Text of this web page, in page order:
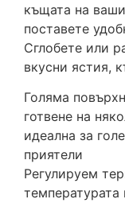
къщата на
поставете
Сглобете или
вкусни ястия,
Голяма
готвене на
идеална за
приятели
Регулируем
температурата